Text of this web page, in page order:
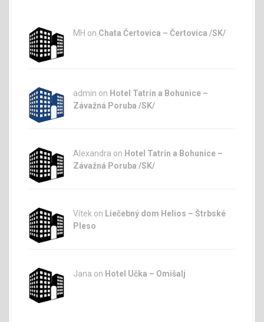
MH on Chata Čertovica – Čertovica /SK/
admin on Hotel Tatrín a Bohunice –
Závažná Poruba /SK/
Alexandra on Hotel Tatrín a Bohunice –
Závažná Poruba /SK/
Vítek on Liečebný dom Helios – Štrbské
Pleso
Jana on Hotel Učka – Omišalj